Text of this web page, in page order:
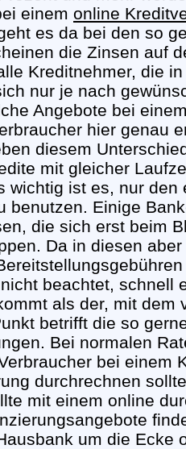
einem online
es da bei den so
die Zinsen auf
Kreditnehmer, die
nur je nach
Angebote bei
hier genau
diesem
mit gleicher
wichtig ist es, nur
benutzen. Einige
die sich erst beim
Da in diesen
beachtet, schnell
als der, mit
betrifft die so
Bei normalen
bei einem
durchrechnen
mit einem online
um die Ecke